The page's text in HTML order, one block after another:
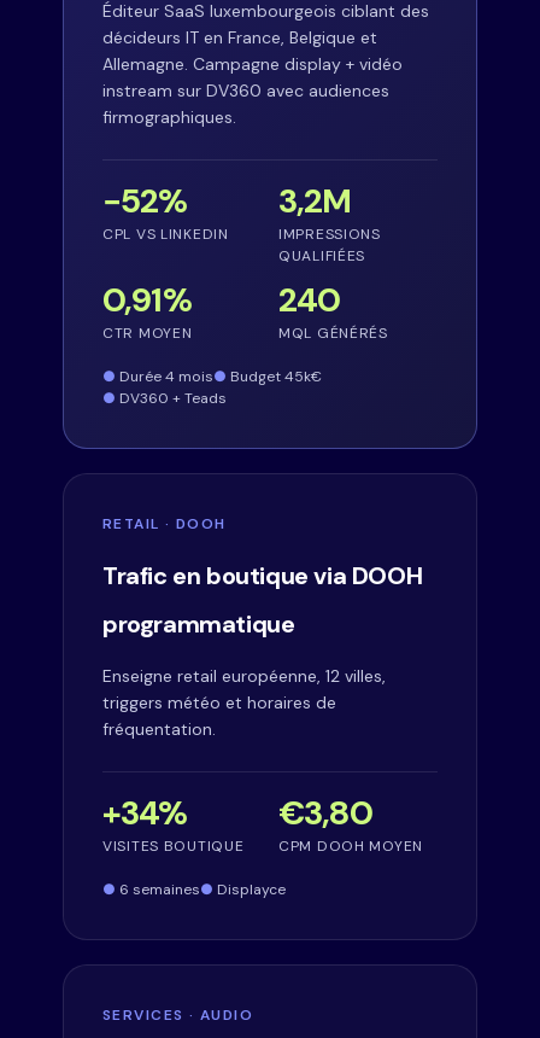
Éditeur SaaS luxembourgeois ciblant des
décideurs IT en France, Belgique et
Allemagne. Campagne display + vidéo
instream sur DV360 avec audiences
firmographiques.
−52%
CPL VS LINKEDIN
3,2M
IMPRESSIONS
QUALIFIÉES
0,91%
CTR MOYEN
240
MQL GÉNÉRÉS
Durée 4 mois
Budget 45k€
DV360 + Teads
RETAIL · DOOH
Trafic en boutique via DOOH
programmatique
Enseigne retail européenne, 12 villes,
triggers météo et horaires de
fréquentation.
+34%
VISITES BOUTIQUE
€3,80
CPM DOOH MOYEN
6 semaines Displayce
SERVICES · AUDIO